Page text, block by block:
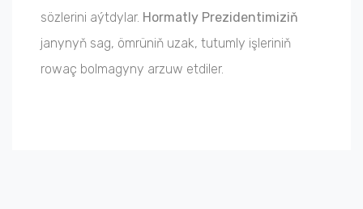
sözlerini aýtdylar. Hormatly Prezidentimiziň
janynyň sag, ömrüniň uzak, tutumly işleriniň
rowaç bolmagyny arzuw etdiler.